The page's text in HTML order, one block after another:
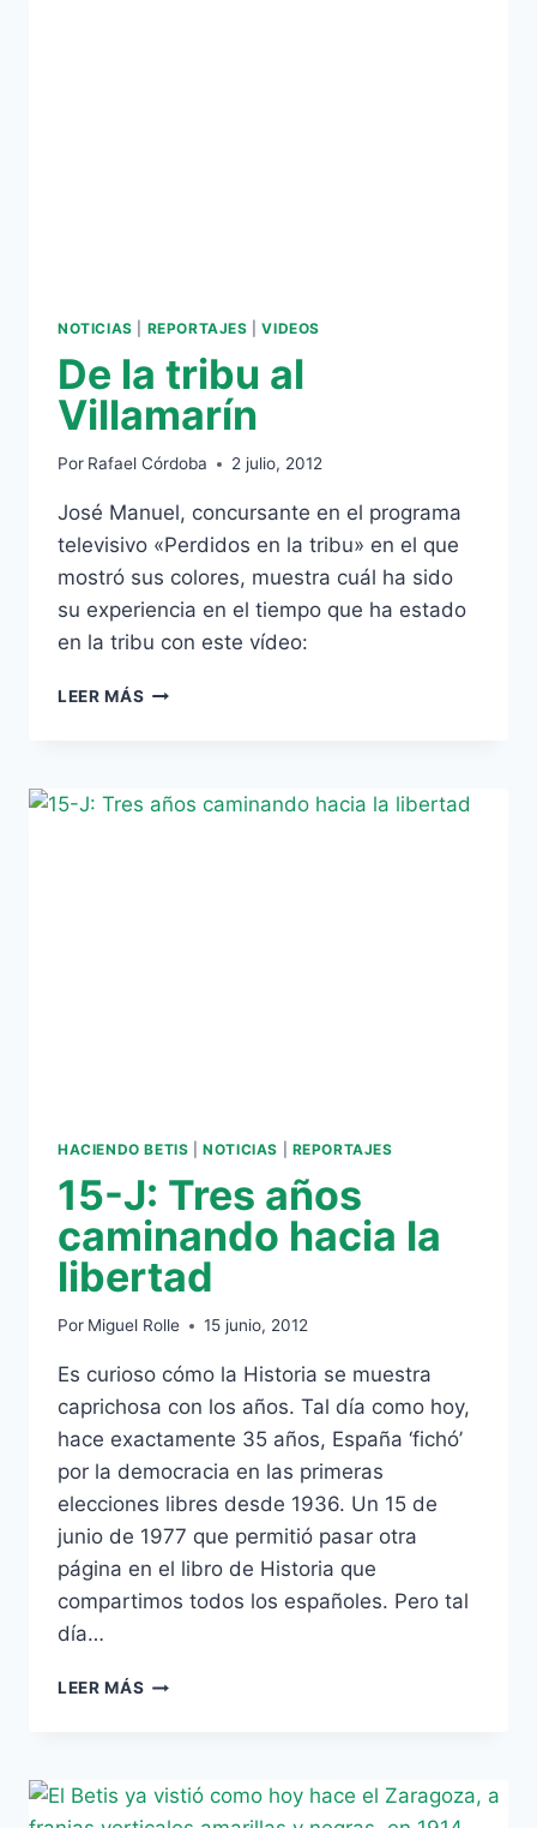
NOTICIAS REPORTAJES |VIDEOS
De la tribu al
Villamarín
Por Rafael Córdoba 2 julio, 2012
José Manuel, concursante en el programa
televisivo «Perdidos en la tribu» en el que
mostró sus colores, muestra cuál ha sido
su experiencia en el tiempo que ha estado
en la tribu con este vídeo:
LEER MÁS DE
VILLAMARÍN
HACIENDO BETIS |NOTICIAS REPORTAJES
15-J: Tres años
caminando hacia la
libertad
Por Miguel Rolle 15 junio, 2012
Es curioso cómo la Historia se muestra
caprichosa con los años. Tal día como hoy,
hace exactamente 35 años, España ‘fichó’
por la democracia en las primeras
elecciones libres desde 1936. Un 15 de
junio de 1977 que permitió pasar otra
página en el libro de Historia que
compartimos todos los españoles. Pero tal
día…
LEER MÁS 15-
CAMINANDO
HACIA